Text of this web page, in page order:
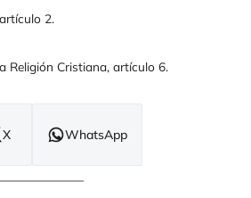
2.
Religión Cristiana, artículo 6.
X WhatsApp
(se